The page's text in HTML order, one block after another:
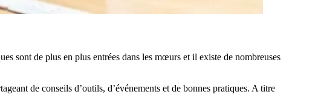
sont de plus en plus entrées dans les mœurs et il existe de nombreuses
de conseils d’outils, d’événements et de bonnes pratiques. A titre